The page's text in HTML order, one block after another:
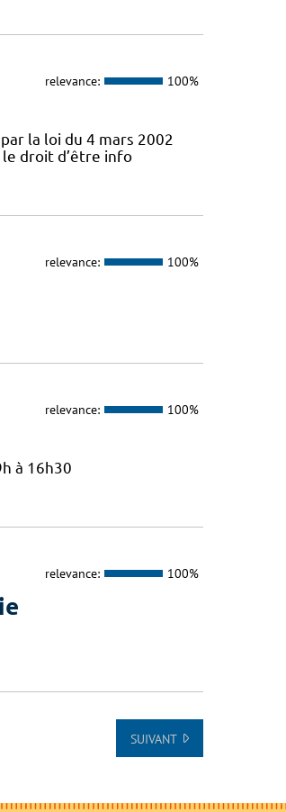
relevance: 100%
la loi du 4 mars 2002
le droit d’être info
relevance: 100%
relevance: 100%
à 16h30
relevance: 100%
SUIVANT